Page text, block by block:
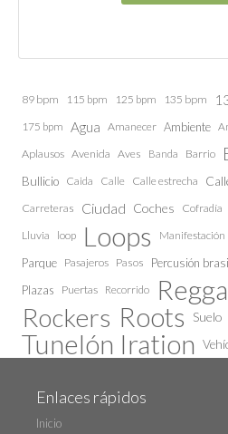
89 bpm 115 bpm 125 bpm 135 bpm
175 bpm Agua Amanecer Ambiente
Aplausos Avenida Aves Banda Barrio
Bullicio Caida Calle Calle estrecha
Carreteras Ciudad Coches Cofradía
Lluvia loop Loops Manifestación
Parque Pasajeros Pasos Percusión
Plazas Puertas Recorrido
Rockers Roots Suelo
Tunelón Iration
Enlaces rápidos
Inicio